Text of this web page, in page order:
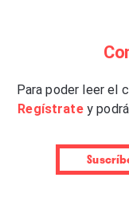
fruto de la difícil
hermano Eugene
dio señales de
repitiendo en
deceso de otro
Para poder leer el
Regístrate y